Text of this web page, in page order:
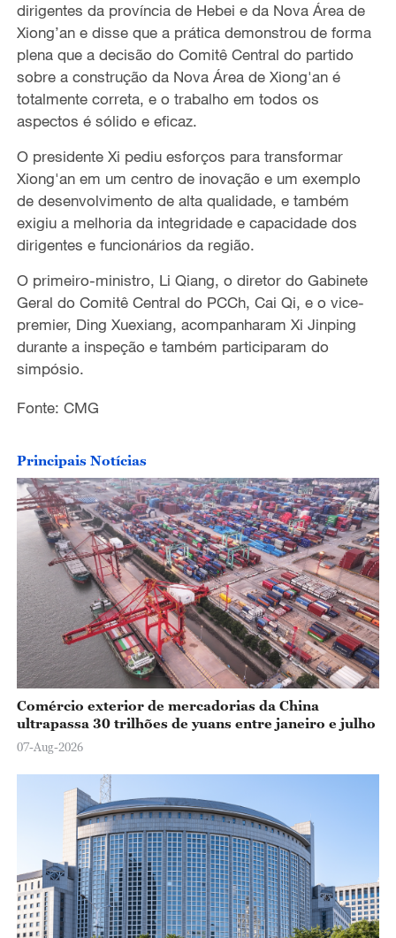
dirigentes da província de Hebei e da Nova Área de
Xiong’an e disse que a prática demonstrou de forma
plena que a decisão do Comitê Central do partido
sobre a construção da Nova Área de Xiong'an é
totalmente correta, e o trabalho em todos os
aspectos é sólido e eficaz.
O presidente Xi pediu esforços para transformar
Xiong'an em um centro de inovação e um exemplo
de desenvolvimento de alta qualidade, e também
exigiu a melhoria da integridade e capacidade dos
dirigentes e funcionários da região.
O primeiro-ministro, Li Qiang, o diretor do Gabinete
Geral do Comitê Central do PCCh, Cai Qi, e o vice-
premier, Ding Xuexiang, acompanharam Xi Jinping
durante a inspeção e também participaram do
simpósio.
Fonte: CMG
Principais Notícias
Comércio exterior de mercadorias da China
ultrapassa 30 trilhões de yuans entre janeiro e julho
07-Aug-2026